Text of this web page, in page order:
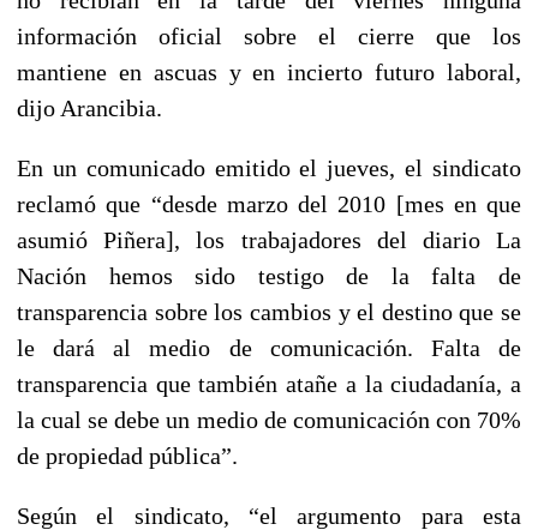
información oficial sobre el cierre que los
mantiene en ascuas y en incierto futuro laboral,
dijo Arancibia.
En un comunicado emitido el jueves, el sindicato
reclamó que “desde marzo del 2010 [mes en que
asumió Piñera], los trabajadores del diario La
Nación hemos sido testigo de la falta de
transparencia sobre los cambios y el destino que se
le dará al medio de comunicación. Falta de
transparencia que también atañe a la ciudadanía, a
la cual se debe un medio de comunicación con 70%
de propiedad pública”.
Según el sindicato, “el argumento para esta